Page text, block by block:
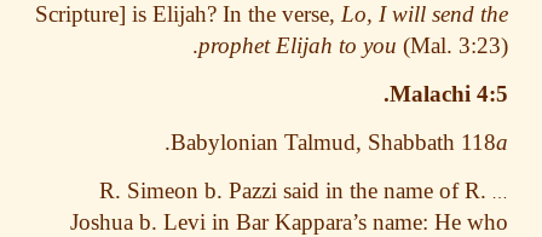
Scripture] is Elijah? In the verse,Lo, I will
prophet Elijah to you(Mal.
Malachi
Babylonian Talmud, Shabbath
.
R. Simeon b. Pazzi said in the name of
Joshua b. Levi in Bar Kappara’s name: He